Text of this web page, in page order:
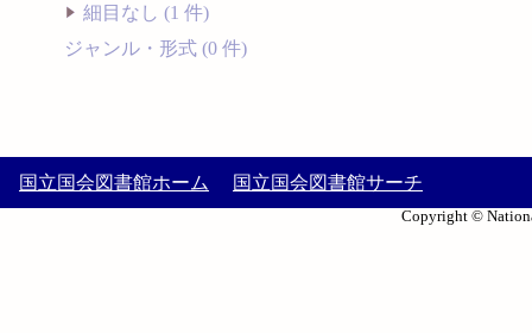
細目なし (1 件)
ジャンル・形式 (0 件)
国立国会図書館ホーム 国立国会図書館サーチ
Copyright ©